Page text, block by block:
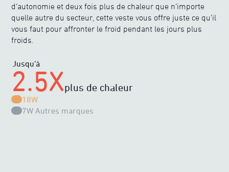
d’autonomie et deux fois plus de chaleur que n’importe
quelle autre du secteur, cette veste vous offre juste ce qu’il
vous faut pour affronter le froid pendant les jours plus
froids.
Jusqu’à
2.5Xplus de chaleur
18W
7W Autres marques